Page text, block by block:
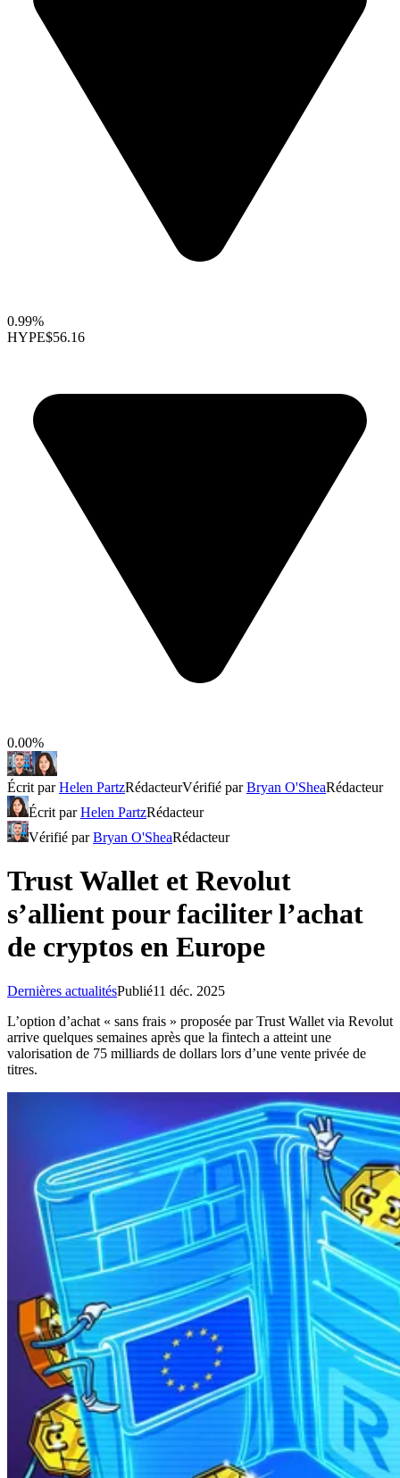
0.99%
HYPE$56.16
0.00%
Écrit parHelen PartzRédacteurVérifié parBryan O'SheaRédacteur
Écrit parHelen PartzRédacteur
Vérifié parBryan O'SheaRédacteur
Trust Wallet et Revolut
s’allient pour faciliter l’achat
de cryptos en Europe
Dernières actualitésPublié11 déc. 2025
L’option d’achat « sans frais » proposée par Trust Wallet via Revolut
arrive quelques semaines après que la fintech a atteint une
valorisation de 75 milliards de dollars lors d’une vente privée de
titres.